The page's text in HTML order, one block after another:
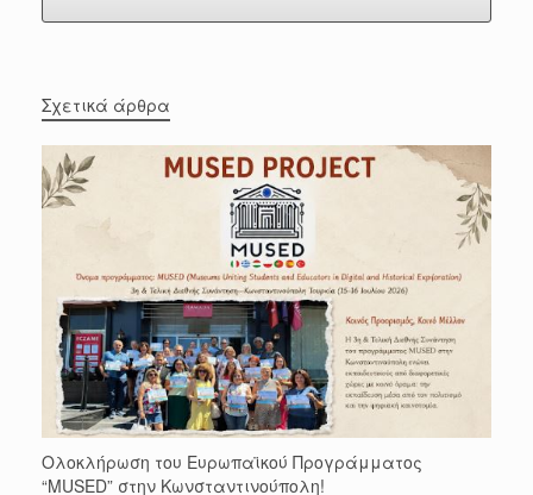
Σχετικά άρθρα
Ολοκλήρωση του Ευρωπαϊκού Προγράμματος
“MUSED” στην Κωνσταντινούπολη!